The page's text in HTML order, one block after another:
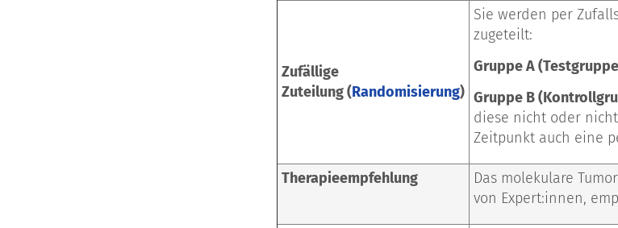
Zufällige
Zuteilung (Randomisierung)
Sie werden per
zugeteilt:
Gruppe A
Gruppe B
diese nicht oder
Zeitpunkt auch eine
Therapieempfehlung
Das molekulare
von Expert:innen,